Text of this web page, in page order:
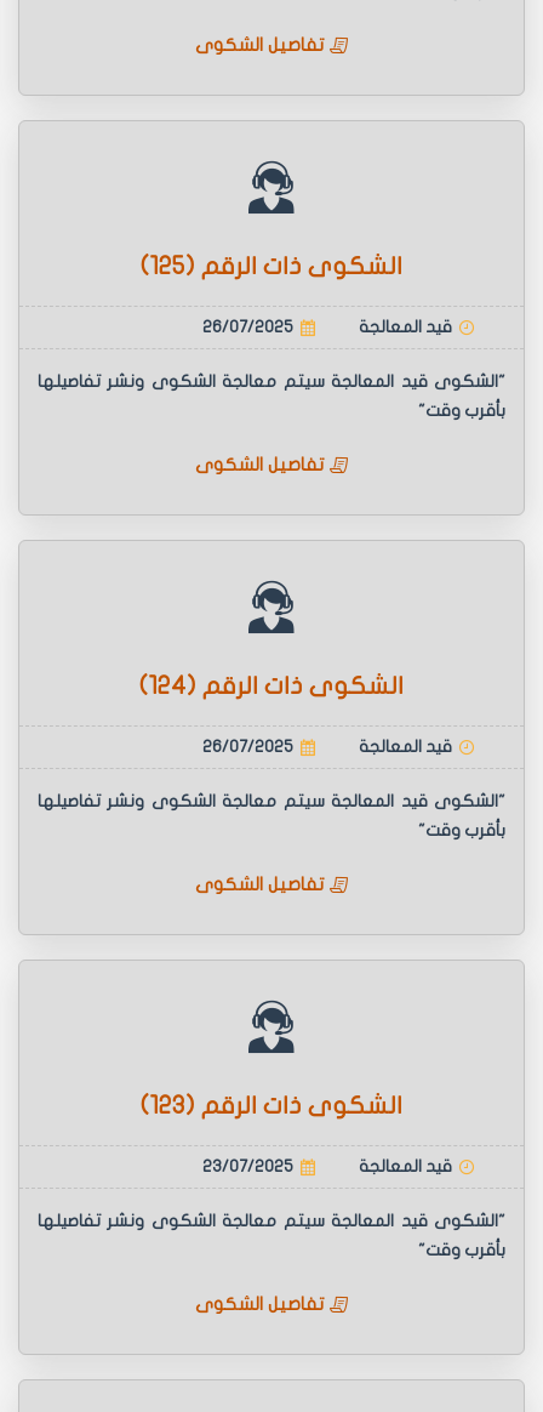
تفاصيل الشكوى
الشكوى ذات الرقم (125)
قيد المعالجة 26/07/2025
"الشكوى قيد المعالجة سيتم معالجة الشكوى ونشر تفاصيلها
بأقرب وقت"
تفاصيل الشكوى
الشكوى ذات الرقم (124)
قيد المعالجة 26/07/2025
"الشكوى قيد المعالجة سيتم معالجة الشكوى ونشر تفاصيلها
بأقرب وقت"
تفاصيل الشكوى
الشكوى ذات الرقم (123)
قيد المعالجة 23/07/2025
"الشكوى قيد المعالجة سيتم معالجة الشكوى ونشر تفاصيلها
بأقرب وقت"
تفاصيل الشكوى